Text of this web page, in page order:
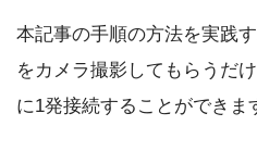
本記事の手順の方法を実践
をカメラ撮影してもらうだ
に1発接続することができま